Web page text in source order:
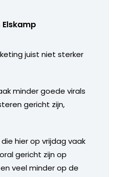
Elskamp
juist niet sterker
minder goede virals
gericht zijn,
hier op vrijdag vaak
gericht zijn op
veel minder op de